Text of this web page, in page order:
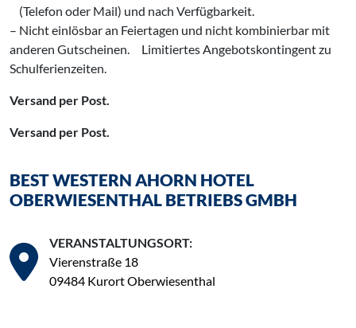
‌ (Telefon oder Mail) und nach Verfügbarkeit.
– Nicht einlösbar an Feiertagen und nicht kombinierbar mit
anderen Gutscheinen. ‌ Limitiertes Angebotskontingent zu
Schulferienzeiten.
Versand per Post.
Versand per Post.
BEST WESTERN AHORN HOTEL
OBERWIESENTHAL BETRIEBS GMBH
VERANSTALTUNGSORT:
Vierenstraße 18
09484 Kurort Oberwiesenthal